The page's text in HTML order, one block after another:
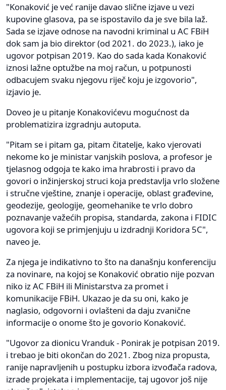
"Konaković je već ranije davao slične izjave u vezi
kupovine glasova, pa se ispostavilo da je sve bila laž.
Sada se izjave odnose na navodni kriminal u AC FBiH
dok sam ja bio direktor (od 2021. do 2023.), iako je
ugovor potpisan 2019. Kao do sada kada Konaković
iznosi lažne optužbe na moj račun, u potpunosti
odbacujem svaku njegovu riječ koju je izgovorio",
izjavio je.
Doveo je u pitanje Konakovićevu mogućnost da
problematizira izgradnju autoputa.
"Pitam se i pitam ga, pitam čitatelje, kako vjerovati
nekome ko je ministar vanjskih poslova, a profesor je
tjelasnog odgoja te kako ima hrabrosti i pravo da
govori o inžinjerskoj struci koja predstavlja vrlo složene
i stručne vještine, znanje i operacije, oblast građevine,
geodezije, geologije, geomehanike te vrlo dobro
poznavanje važećih propisa, standarda, zakona i FIDIC
ugovora koji se primjenjuju u izdradnji Koridora 5C",
naveo je.
Za njega je indikativno to što na današnju konferenciju
za novinare, na kojoj se Konaković obratio nije pozvan
niko iz AC FBiH ili Ministarstva za promet i
komunikacije FBiH. Ukazao je da su oni, kako je
naglasio, odgovorni i ovlašteni da daju zvanične
informacije o onome što je govorio Konaković.
"Ugovor za dionicu Vranduk - Ponirak je potpisan 2019.
i trebao je biti okončan do 2021. Zbog niza propusta,
ranije napravljenih u postupku izbora izvođača radova,
izrade projekata i implementacije, taj ugovor još nije